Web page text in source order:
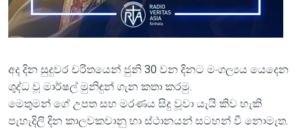
අද දින සුදුවර චරිතයෙන් ජුනි 30 වන දිනට මංගල්‍යය යෙදෙන
ශුද්ධ වූ මාර්ෂල් මුනිඳුන් ගැන කතා කරමු.
මෙතුමන් ගේ උපත සහ මරණය සිදු වූවා යැයි කිව හැකි
පැහැදිලි දින කාලවකවානු හා ස්ථානයන් සටහන් වී නොමැත.